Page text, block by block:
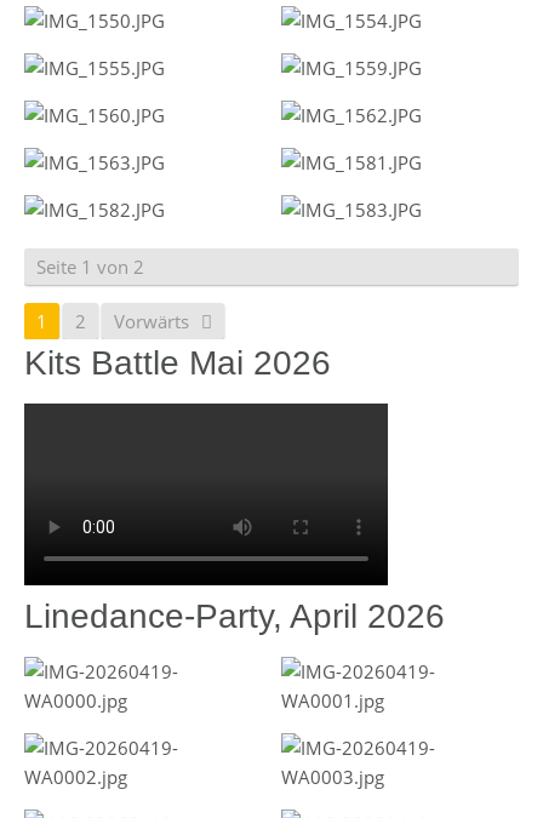
Seite 1 von 2
1 2 Vorwärts
Kits Battle Mai 2026
Linedance-Party, April 2026